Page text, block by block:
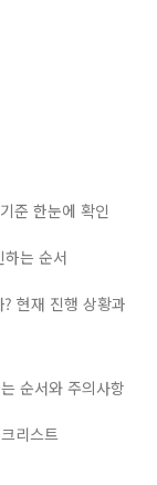
준 한눈에 확인
하는 순서
현재 진행 상황과
순서와 주의사항
리스트